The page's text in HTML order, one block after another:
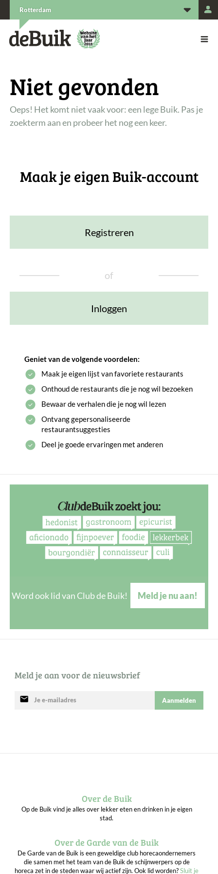
Niet gevonden
Oeps! Het komt niet vaak voor: een lege Buik. Pas je
zoekterm aan en probeer het nog een keer.
Maak je eigen Buik-account
Registreren
of
Inloggen
Geniet van de volgende voordelen:
Maak je eigen lijst van favoriete restaurants
Onthoud de restaurants die je nog wil bezoeken
Bewaar de verhalen die je nog wil lezen
Ontvang gepersonaliseerde
restaurantsuggesties
Deel je goede ervaringen met anderen
Rotterdam
De Buik van {city: city}
De Buik
Word ook lid van Club de Buik! Meld je nu aan!
Meld je aan voor de nieuwsbrief
mail Aanmelden
Over de Buik
Op de Buik vind je alles over lekker eten en drinken in je eigen
stad.
Over de Garde van de Buik
De Garde van de Buik is een geweldige club horecaondernemers
die samen met het team van de Buik de schijnwerpers op de
horeca zet in de steden waar wij actief zijn. Ook lid worden?Sluit je